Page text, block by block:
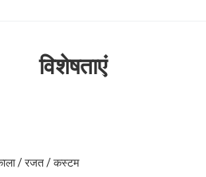
विशेषताएं
/ रजत / कस्टम